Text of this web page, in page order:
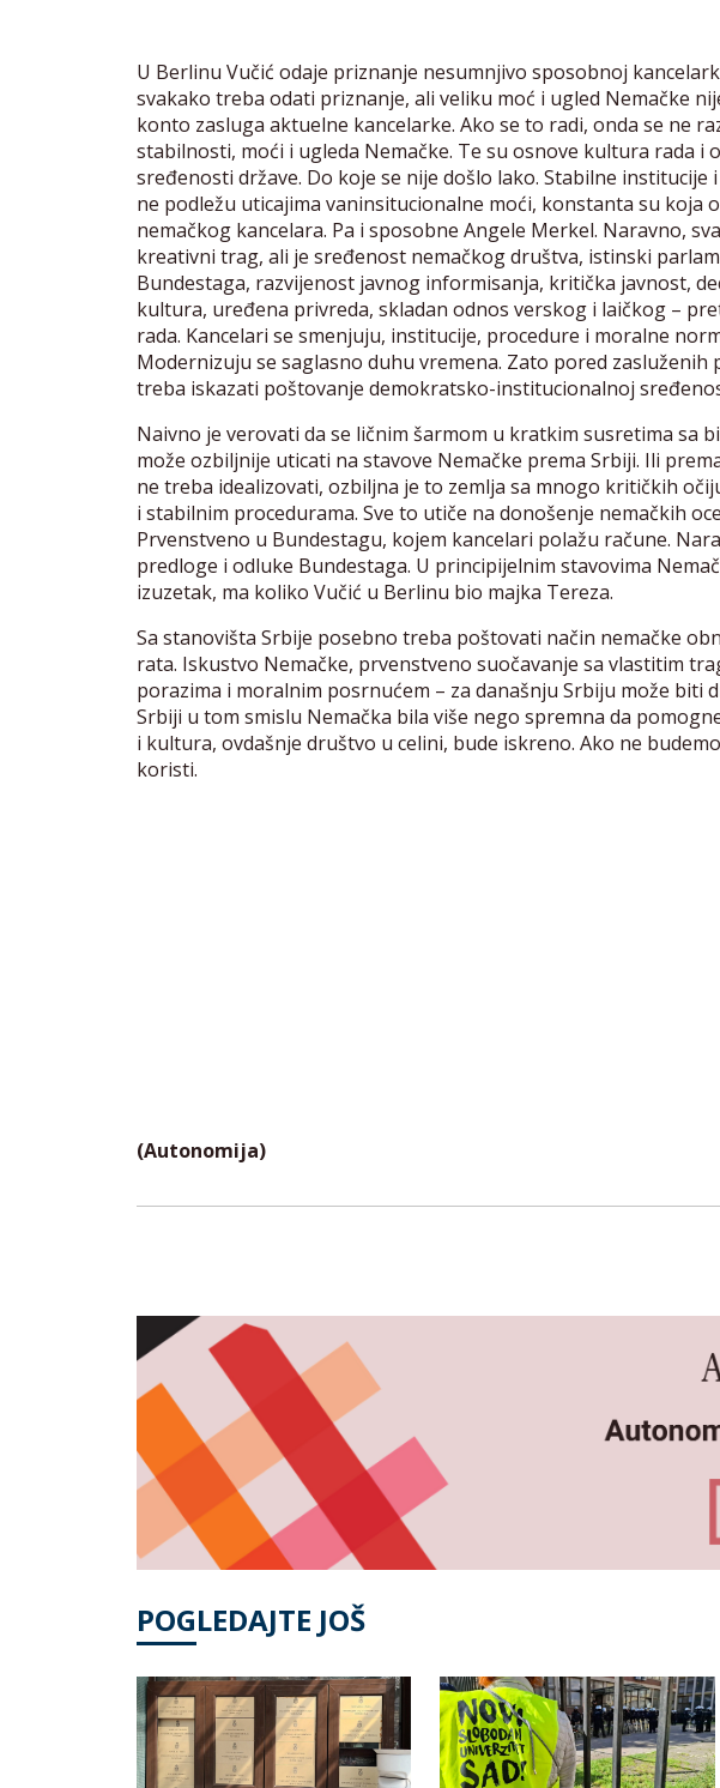
U Berlinu Vučić odaje priznanje nesumnjivo sposobnoj
svakako treba odati priznanje, ali veliku moć i ugled Nemačke
konto zasluga aktuelne kancelarke. Ako se to radi, onda se ne
stabilnosti, moći i ugleda Nemačke. Te su osnove kultura rada i
sređenosti države. Do koje se nije došlo lako. Stabilne
ne podležu uticajima vaninsitucionalne moći, konstanta su koja
nemačkog kancelara. Pa i sposobne Angele Merkel. Naravno,
kreativni trag, ali je sređenost nemačkog društva, istinski
Bundestaga, razvijenost javnog informisanja, kritička javnost,
kultura, uređena privreda, skladan odnos verskog i laičkog –
rada. Kancelari se smenjuju, institucije, procedure i moralne
Modernizuju se saglasno duhu vremena. Zato pored zasluženih
treba iskazati poštovanje demokratsko-institucionalnoj
Naivno je verovati da se ličnim šarmom u kratkim susretima sa
može ozbiljnije uticati na stavove Nemačke prema Srbiji. Ili
ne treba idealizovati, ozbiljna je to zemlja sa mnogo kritičkih
i stabilnim procedurama. Sve to utiče na donošenje nemačkih
Prvenstveno u Bundestagu, kojem kancelari polažu račune.
predloge i odluke Bundestaga. U principijelnim stavovima
izuzetak, ma koliko Vučić u Berlinu bio majka Tereza.
Sa stanovišta Srbije posebno treba poštovati način nemačke
rata. Iskustvo Nemačke, prvenstveno suočavanje sa vlastitim
porazima i moralnim posrnućem – za današnju Srbiju može biti
Srbiji u tom smislu Nemačka bila više nego spremna da
i kultura, ovdašnje društvo u celini, bude iskreno. Ako ne
koristi.
(Autonomija)
POGLEDAJTE JOŠ